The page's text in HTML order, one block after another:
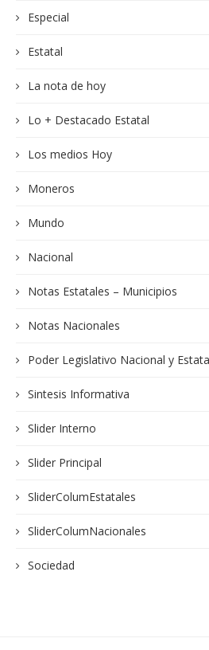
Especial
Estatal
La nota de hoy
Lo + Destacado Estatal
Los medios Hoy
Moneros
Mundo
Nacional
Notas Estatales – Municipios
Notas Nacionales
Poder Legislativo Nacional y
Sintesis Informativa
Slider Interno
Slider Principal
SliderColumEstatales
SliderColumNacionales
Sociedad